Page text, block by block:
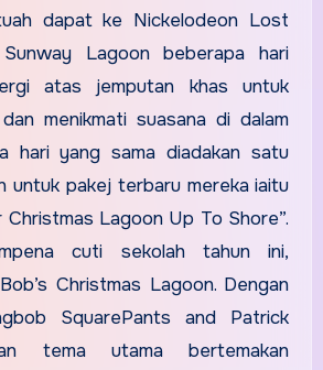
dapat ke Nickelodeon Lost
Lagoon beberapa hari
atas jemputan khas untuk
menikmati suasana di dalam
hari yang sama diadakan satu
untuk pakej terbaru mereka iaitu
Lagoon Up To Shore”.
cuti sekolah tahun ini,
Christmas Lagoon. Dengan
SquarePants and Patrick
tema utama bertemakan